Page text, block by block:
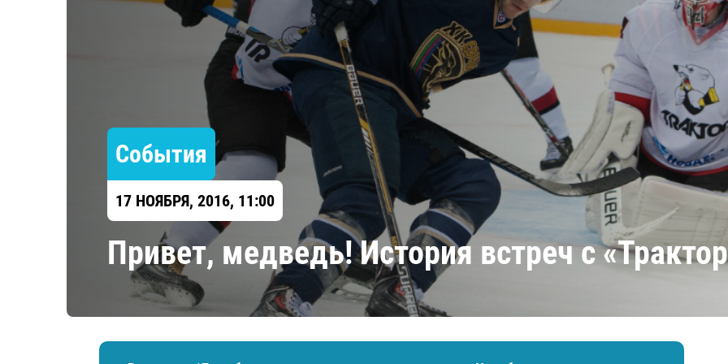
Локомотив
Северсталь
ЦСКА
Шанхайские Драконы
Барыс
Салават Юлаев
Сибирь
События
17 НОЯБРЯ, 2016, 11:00
Привет, медведь! История встреч с